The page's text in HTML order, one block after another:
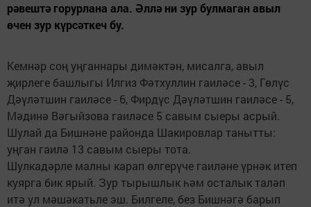
рәвештә горурлана ала. Әллә ни зур булмаган авыл
өчен зур күрсәткеч бу.
Кемнәр соң уңганнары димәктән, мисалга, авыл
җирлеге башлыгы Илгиз Фәтхуллин гаиләсе - 3, Гөлүс
Дәүләтшин гаиләсе - 6, Фирдүс Дәүләтшин гаиләсе - 5,
Мәдинә Вәгыйзова гаиләсе 5 савым сыеры асрый.
Шулай да Бишнәне районда Шакировлар танытты:
уңган гаилә 13 савым сыеры тота.
Шулкадәрле малны карап өлгерүче гаиләне үрнәк итеп
куярга бик ярый. Зур тырышлык һәм осталык таләп
итә ул мәшәкатьле эш. Билгеле, без Бишнәгә барып